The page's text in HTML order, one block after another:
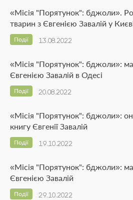
«Місія "Порятунок": бджоли».
тварин з Євгенією Завалій у
13.08.2022
Події
«Місія "Порятунок": бджоли»:
Євгенією Завалій в Одесі
20.08.2022
Події
«Місія "Порятунок": бджоли»:
книгу Євгенії Завалій
19.10.2022
Події
«Місія "Порятунок": бджоли»:
Євгенією Завалій
29.10.2022
Події